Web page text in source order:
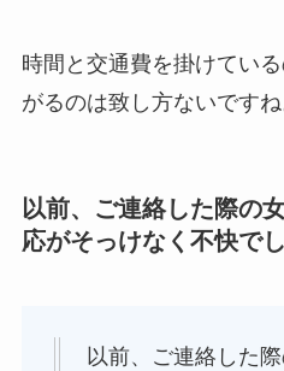
時間と交通費を掛けてい
がるのは致し方ないですね
以前、ご連絡した際の
応がそっけなく不快でし
以前、ご連絡した